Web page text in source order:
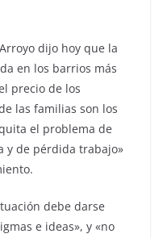
dijo hoy que la
en los barrios más
precio de los
las familias son los
el problema de
y de pérdida trabajo»
debe darse
e ideas», y «no